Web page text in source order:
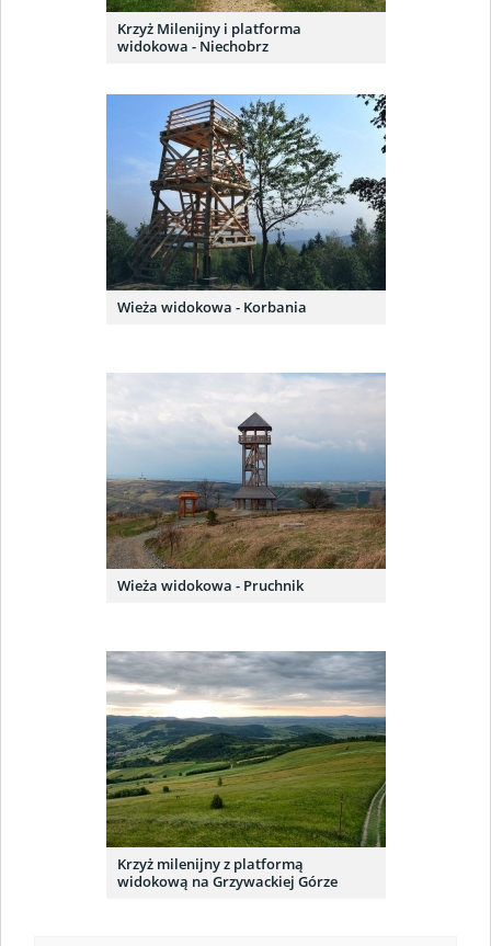
Krzyż Milenijny i platforma
widokowa - Niechobrz
Wieża widokowa - Korbania
Wieża widokowa - Pruchnik
Krzyż milenijny z platformą
widokową na Grzywackiej Górze